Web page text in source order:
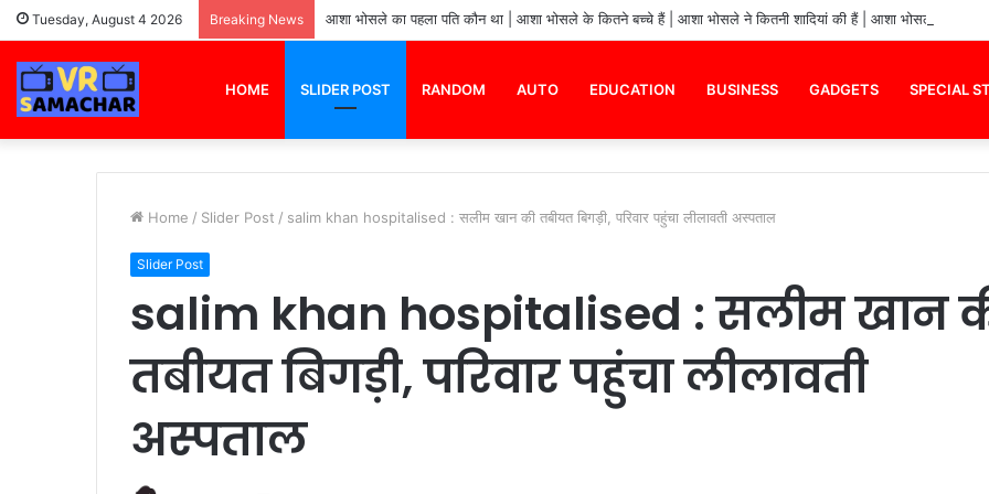
Tuesday, August 4 2026 Breaking News आशा भोसले का पहला पति कौन था | आशा भोसले के कितने बच्चे हैं | आशा भोसले ने कितनी शादियां की हैं | आशा भोसले का जीवन
HOME SLIDER POST RANDOM AUTO EDUCATION BUSINESS GADGETS SPECIAL
Home / Slider Post / salim khan hospitalised : सलीम खान की तबीयत बिगड़ी, परिवार पहुंचा लीलावती अस्पताल
Slider Post
salim khan hospitalised : सलीम खान
तबीयत बिगड़ी, परिवार पहुंचा लीलावती
अस्पताल